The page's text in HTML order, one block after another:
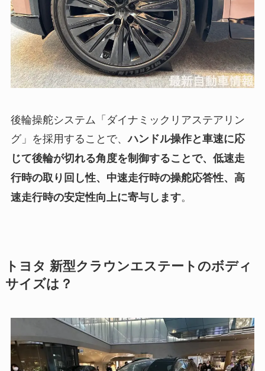
後輪操舵システム「ダイナミックリアステアリン
グ」を採用することで、ハンドル操作と車速に応
じて後輪が切れる角度を制御することで、低速走
行時の取り回し性、中速走行時の操舵応答性、高
速走行時の安定性向上に寄与します。
トヨタ 新型クラウンエステートのボディ
サイズは？